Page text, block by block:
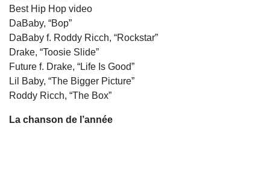
Best Hip Hop video
DaBaby, “Bop”
DaBaby f. Roddy Ricch, “Rockstar”
Drake, “Toosie Slide”
Future f. Drake, “Life Is Good”
Lil Baby, “The Bigger Picture”
Roddy Ricch, “The Box”
La chanson de l’année